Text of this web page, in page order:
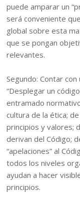
puede amparar un
será conveniente
global sobre esta
que se pongan
relevantes.
Segundo: Contar
“Desplegar un
entramado
cultura de la ética;
principios y valores;
derivan del Código;
“apelaciones” al
todos los niveles
ayudan a hacer
principios.